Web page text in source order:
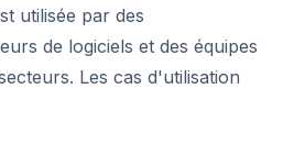
utilisée par des
de logiciels et des équipes
Les cas d'utilisation